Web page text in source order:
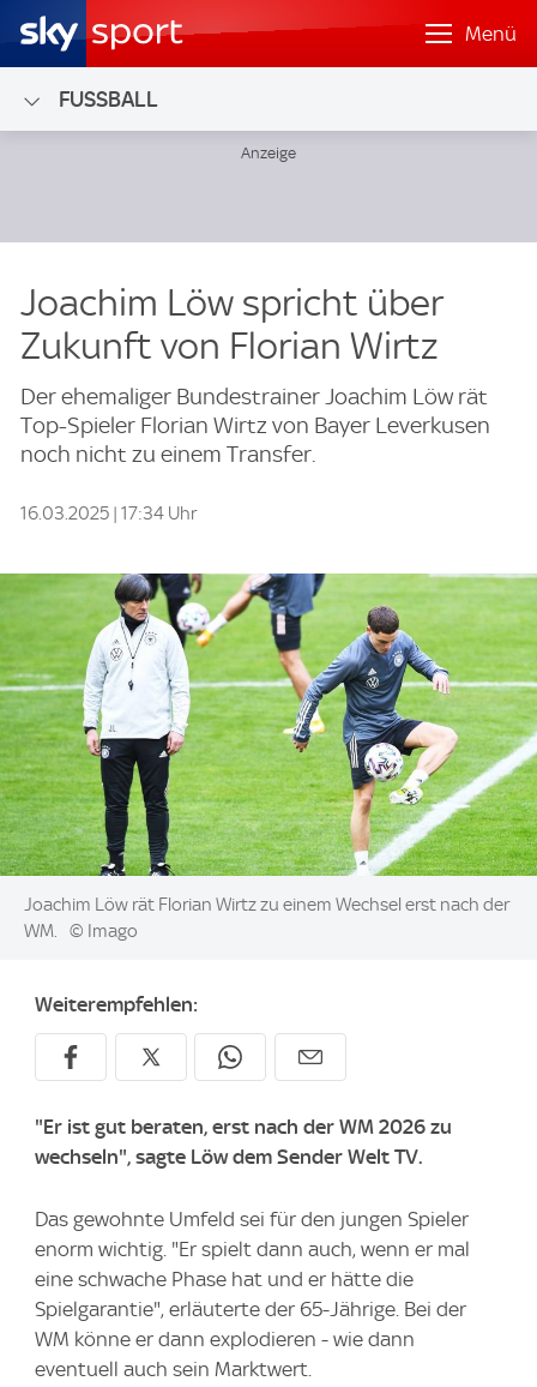
Menü
FUSSBALL
Joachim Löw spricht über
Zukunft von Florian Wirtz
Der ehemaliger Bundestrainer Joachim Löw rät
Top-Spieler Florian Wirtz von Bayer Leverkusen
noch nicht zu einem Transfer.
16.03.2025 | 17:34 Uhr
Image:
Joachim Löw rät Florian Wirtz zu einem Wechsel erst nach der
WM.
© Imago
Weiterempfehlen:
"Er ist gut beraten, erst nach der WM 2026 zu
wechseln", sagte Löw dem Sender Welt TV.
Das gewohnte Umfeld sei für den jungen Spieler
enorm wichtig. "Er spielt dann auch, wenn er mal
eine schwache Phase hat und er hätte die
Spielgarantie", erläuterte der 65-Jährige. Bei der
WM könne er dann explodieren - wie dann
eventuell auch sein Marktwert.